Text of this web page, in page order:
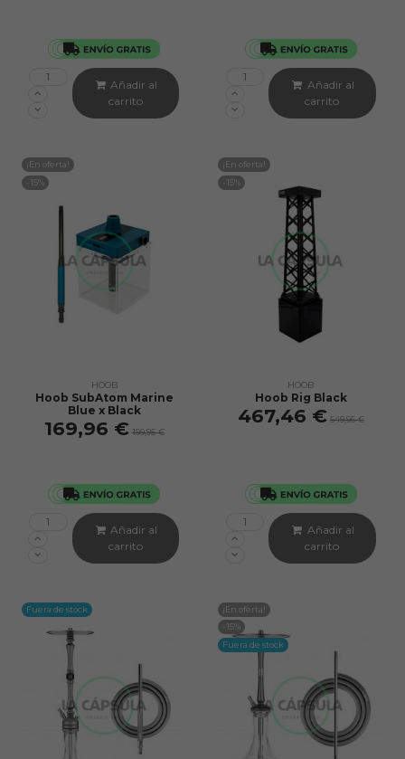
Añadir al
carrito
Añadir al
carrito
¡En oferta!
-15%
HOOB
Hoob SubAtom Marine
Blue x Black
169,96 € 199,95 €
Añadir al
carrito
¡En oferta!
-15%
HOOB
Hoob Rig Black
467,46 € 549,95 €
Añadir al
carrito
Fuera de stock
¡En oferta!
-15%
Fuera de stock